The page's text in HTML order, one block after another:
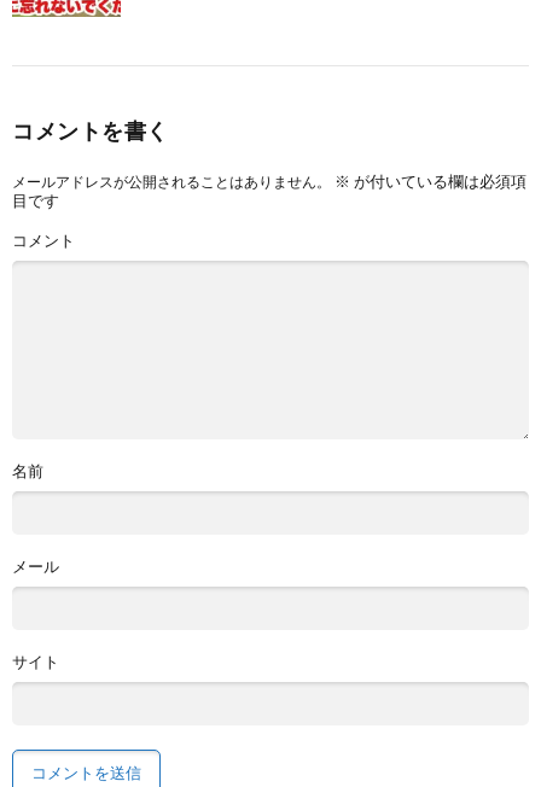
コメントを書く
メールアドレスが公開されることはありません。 ※ が付いている欄は必須項
目です
コメント
名前
メール
サイト